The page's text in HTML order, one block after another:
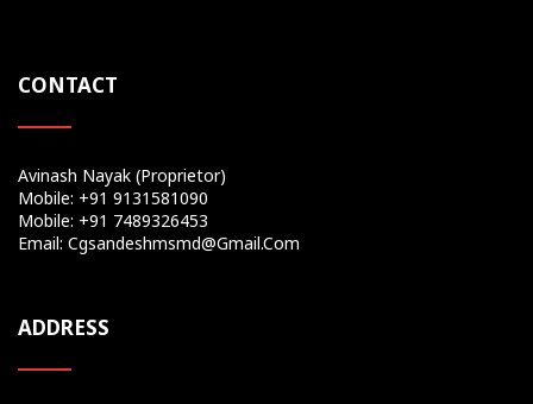
CONTACT
Avinash Nayak (Proprietor)
Mobile: +91 9131581090
Mobile: +91 7489326453
Email: Cgsandeshmsmd@gmail.com
ADDRESS